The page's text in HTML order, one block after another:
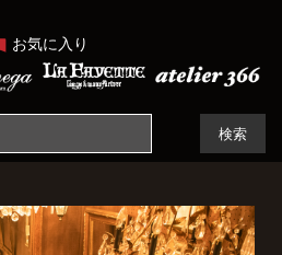
お気に入り
検索